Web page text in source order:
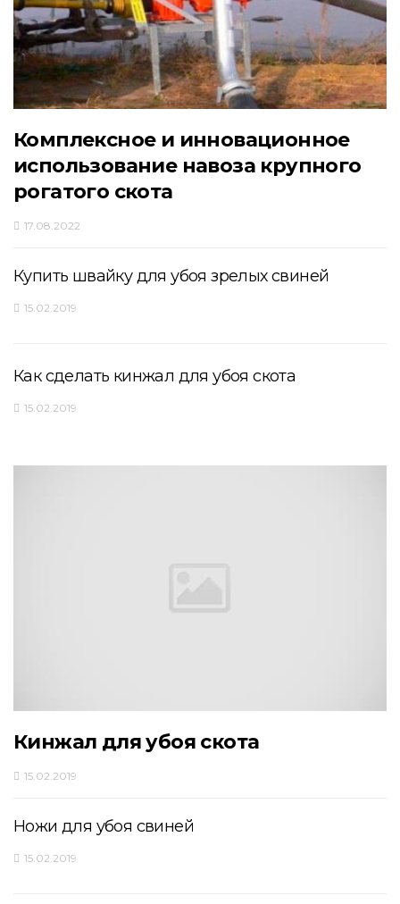
Комплексное и инновационное
использование навоза крупного
рогатого скота
17.08.2022
Купить швайку для убоя зрелых свиней
15.02.2019
Как сделать кинжал для убоя скота
15.02.2019
Кинжал для убоя скота
15.02.2019
Ножи для убоя свиней
15.02.2019